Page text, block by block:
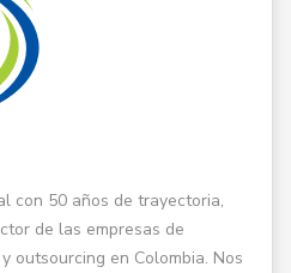
con 50 años de trayectoria,
de las empresas de
outsourcing en Colombia. Nos